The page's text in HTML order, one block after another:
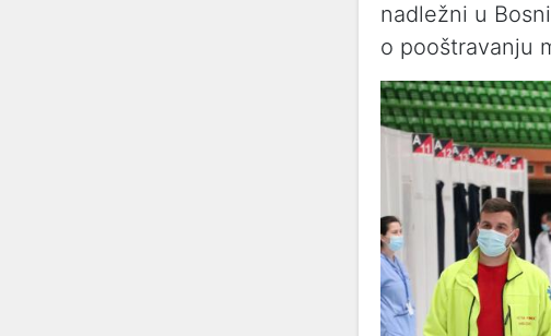
nadležni u
o pooštravanju